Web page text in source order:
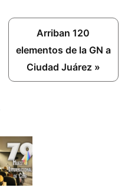
Next
Post:
Arriban 120
elementos de la GN a
Ciudad Juárez »